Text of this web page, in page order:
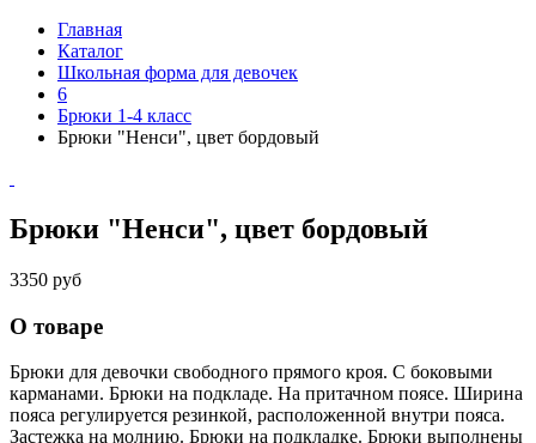
Главная
Каталог
Школьная форма для девочек
6
Брюки 1-4 класс
Брюки "Ненси", цвет бордовый
Брюки "Ненси", цвет бордовый
3350 руб
О товаре
Брюки для девочки свободного прямого кроя. С боковыми
карманами. Брюки на подкладе. На притачном поясе. Ширина
пояса регулируется резинкой, расположенной внутри пояса.
Застежка на молнию. Брюки на подкладке. Брюки выполнены